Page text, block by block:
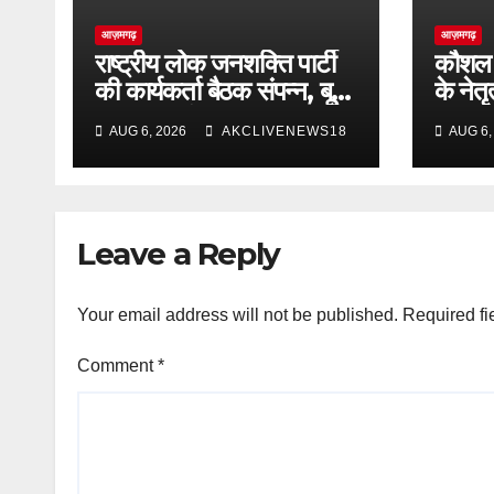
आज़मगढ़
राष्ट्रीय लोक जनशक्ति पार्टी
की कार्यकर्ता बैठक संपन्न, बूथ
स्तर तक संगठन मजबूत करने
का आह्वान
AUG 6, 2026 AKCLIVENEWS18
आज़मगढ़
कौशल
के
सैकड़ों
AUG
Leave a Reply
Your email address will not be published. Required
Comment*